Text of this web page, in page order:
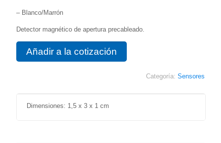
– Blanco/Marrón
Detector magnético de apertura precableado.
Añadir a la cotización
Categoría: Sensores
Dimensiones: 1,5 x 3 x 1 cm